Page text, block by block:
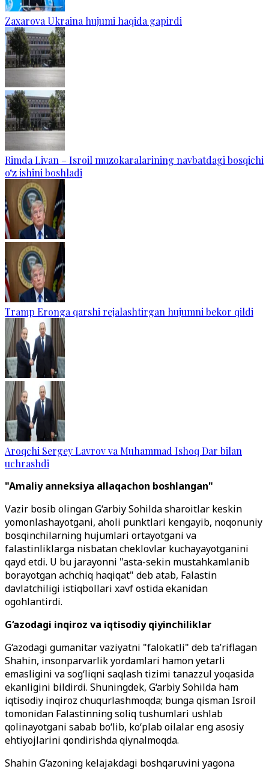
Zaxarova Ukraina hujumi haqida gapirdi
Rimda Livan – Isroil muzokaralarining navbatdagi bosqichi
o‘z ishini boshladi
Tramp Eronga qarshi rejalashtirgan hujumni bekor qildi
Aroqchi Sergey Lavrov va Muhammad Ishoq Dar bilan
uchrashdi
"Amaliy anneksiya allaqachon boshlangan"
Vazir bosib olingan G‘arbiy Sohilda sharoitlar keskin
yomonlashayotgani, aholi punktlari kengayib, noqonuniy
bosqinchilarning hujumlari ortayotgani va
falastinliklarga nisbatan cheklovlar kuchayayotganini
qayd etdi. U bu jarayonni "asta-sekin mustahkamlanib
borayotgan achchiq haqiqat" deb atab, Falastin
davlatchiligi istiqbollari xavf ostida ekanidan
ogohlantirdi.
G‘azodagi inqiroz va iqtisodiy qiyinchiliklar
G‘azodagi gumanitar vaziyatni "falokatli" deb ta’riflagan
Shahin, insonparvarlik yordamlari hamon yetarli
emasligini va sog‘liqni saqlash tizimi tanazzul yoqasida
ekanligini bildirdi. Shuningdek, G‘arbiy Sohilda ham
iqtisodiy inqiroz chuqurlashmoqda; bunga qisman Isroil
tomonidan Falastinning soliq tushumlari ushlab
qolinayotgani sabab bo‘lib, ko‘plab oilalar eng asosiy
ehtiyojlarini qondirishda qiynalmoqda.
Shahin G‘azoning kelajakdagi boshqaruvini yagona